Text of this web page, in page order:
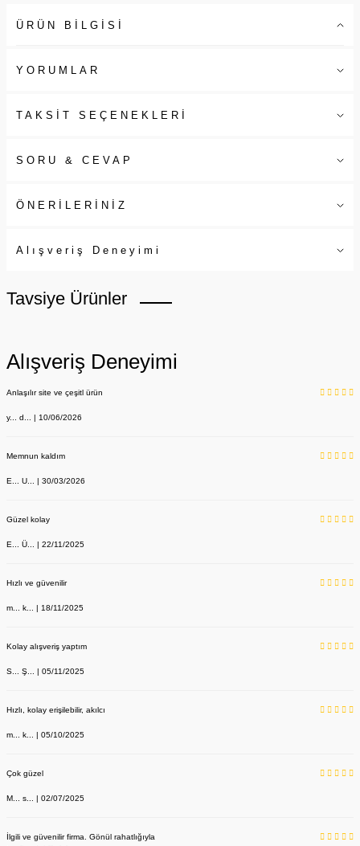
ÜRÜN BİLGİSİ
YORUMLAR
TAKSİT SEÇENEKLERİ
SORU & CEVAP
ÖNERİLERİNİZ
Alışveriş Deneyimi
Tavsiye Ürünler
Alışveriş Deneyimi
Anlaşılır site ve çeşitl ürün
y... d... | 10/06/2026
Memnun kaldım
E... U... | 30/03/2026
Güzel kolay
E... Ü... | 22/11/2025
Hızlı ve güvenilir
m... k... | 18/11/2025
Kolay alışveriş yaptım
S... Ş... | 05/11/2025
Hızlı, kolay erişilebilir, akılcı
m... k... | 05/10/2025
Çok güzel
M... s... | 02/07/2025
İlgili ve güvenilir firma. Gönül rahatlığıyla